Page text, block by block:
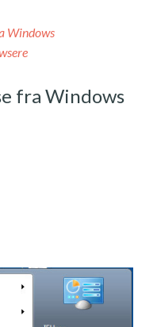
Windows
fra Windows